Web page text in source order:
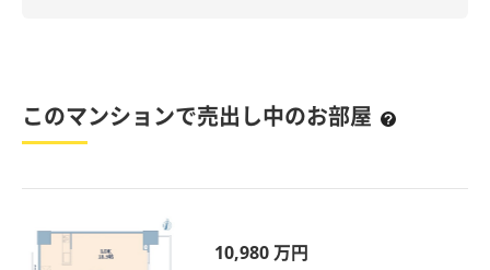
このマンションで売出し中のお部屋
10,980 万円